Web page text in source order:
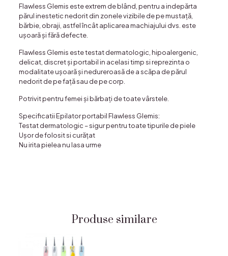
Flawless Glemis este extrem de blând, pentru a indepărta
părul inestetic nedorit din zonele vizibile de pe mustață,
bărbie, obraji, astfel încât aplicarea machiajului dvs. este
ușoară și fără defecte.
Flawless Glemis este testat dermatologic, hipoalergenic,
delicat, discret și portabil in acelasi timp si reprezinta o
modalitate ușoară și nedureroasă de a scăpa de părul
nedorit de pe față sau de pe corp.
Potrivit pentru femei și bărbați de toate vârstele.
Specificatii Epilator portabil Flawless Glemis:
Testat dermatologic – sigur pentru toate tipurile de piele
Ușor de folosit si curățat
Nu irita pielea nu lasa urme
Produse similare